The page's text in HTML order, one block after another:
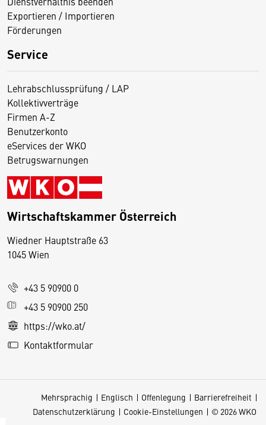
Exportieren / Importieren
Förderungen
Service
Lehrabschlussprüfung / LAP
Kollektivverträge
Firmen A-Z
Benutzerkonto
eServices der WKO
Betrugswarnungen
Wirtschaftskammer Österreich
Wiedner Hauptstraße 63
1045 Wien
+43 5 90900 0
+43 5 90900 250
https://wko.at/
Kontaktformular
Mehrsprachig Englisch Offenlegung
Barrierefreiheit
Datenschutzerklärung
Cookie-Einstellungen © 2026 WKO
D
s
e
S
e